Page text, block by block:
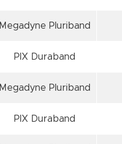
Megadyne Pluriband
PIX Duraband
Megadyne Pluriband
PIX Duraband